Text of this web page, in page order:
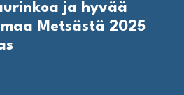
ja hyvää
Metsästä 2025